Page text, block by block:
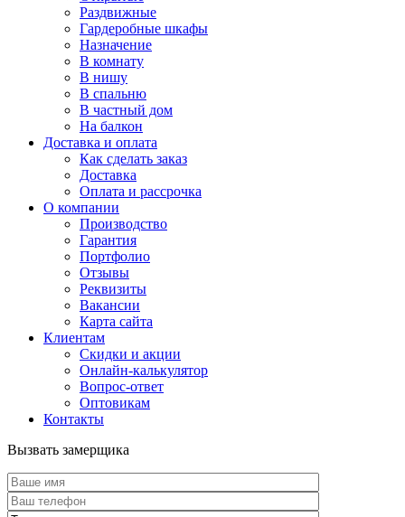
Раздвижные
Гардеробные шкафы
Назначение
В комнату
В нишу
В спальню
В частный дом
На балкон
Доставка и оплата
Как сделать заказ
Доставка
Оплата и рассрочка
О компании
Производство
Гарантия
Портфолио
Отзывы
Реквизиты
Вакансии
Карта сайта
Клиентам
Скидки и акции
Онлайн-калькулятор
Вопрос-ответ
Оптовикам
Контакты
Вызвать замерщика